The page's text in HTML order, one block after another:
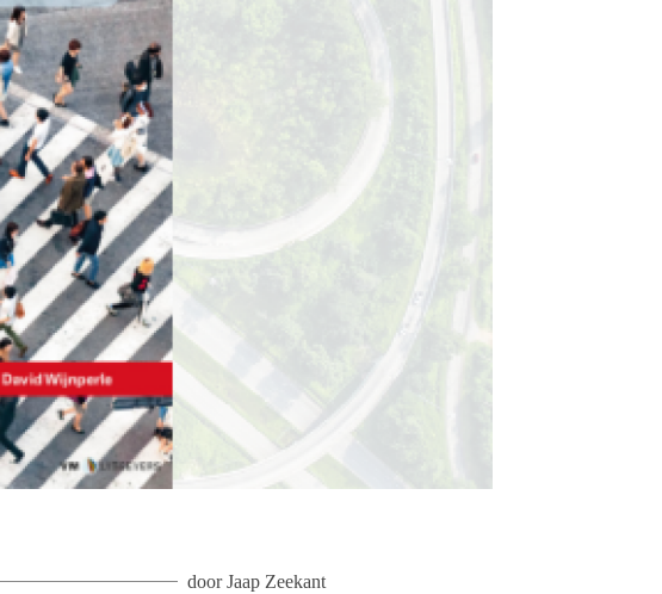
doorJaap Zeekant